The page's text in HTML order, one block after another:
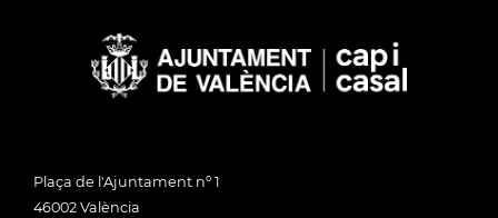
Plaça de l'Ajuntament nº 1
46002 València